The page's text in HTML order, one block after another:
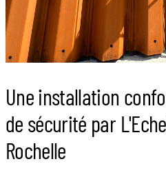
Une installation
de sécurité par
Rochelle